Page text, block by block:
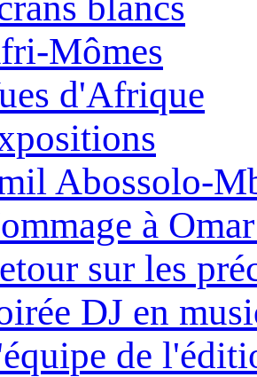
Mômes
d'Afrique
Abossolo-
à
sur les
DJ en
de